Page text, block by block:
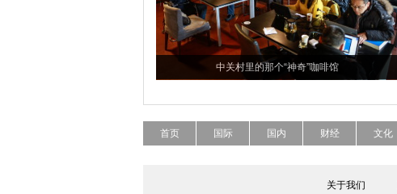
中关村里的那个“神奇”咖啡馆
首页 国际 国内 财经 文化
关于我们